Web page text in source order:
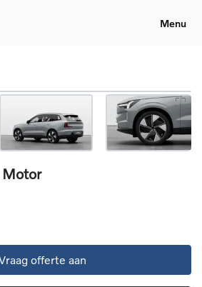
Menu
Motor
offerte aan